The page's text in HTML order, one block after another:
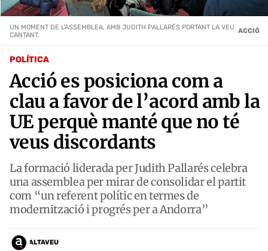
POLÍTICA
Acció es posiciona com a
clau a favor de l’acord amb la
UE perquè manté que no té
veus discordants
La formació liderada per Judith Pallarés celebra
una assemblea per mirar de consolidar el partit
com “un referent polític en termes de
modernització i progrés per a Andorra”
ALTAVEU
UN MOMENT DE L'ASSEMBLEA, AMB JUDITH PALLARÉS PORTANT LA VEU
CANTANT.
ACCIÓ